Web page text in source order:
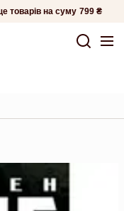
товарів на суму 799 ₴